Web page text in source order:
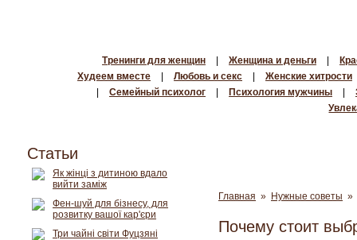
Тренинги для женщин Женщина и деньги
Худеем вместе
Любовь и секс
Женские хитрости
Семейный психолог Психология мужчины
Главная » Нужные советы »
Почему стоит
Статьи
Як жінці з дитиною вдало
вийти заміж
Фен-шуй для бізнесу, для
розвитку вашої кар'єри
Три чайні світи Фуцзяні